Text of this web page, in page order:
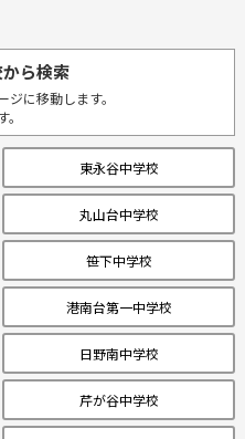
ら検索
に移動します。
東永谷中学校
丸山台中学校
笹下中学校
港南台第一中学校
日野南中学校
芹が谷中学校